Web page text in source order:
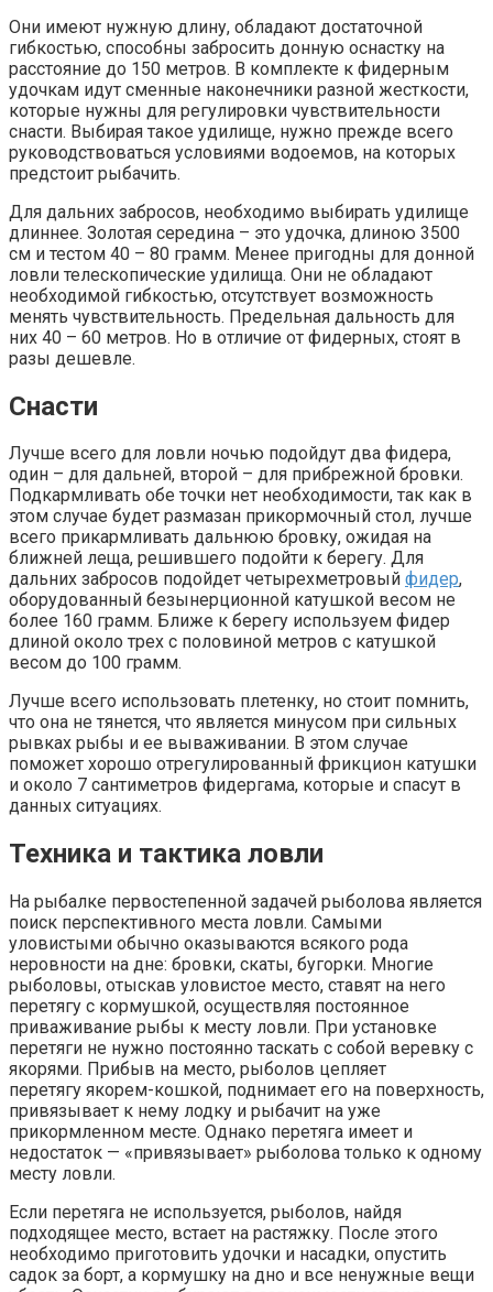
Они имеют нужную длину, обладают достаточной
гибкостью, способны забросить донную оснастку на
расстояние до 150 метров. В комплекте к фидерным
удочкам идут сменные наконечники разной жесткости,
которые нужны для регулировки чувствительности
снасти. Выбирая такое удилище, нужно прежде всего
руководствоваться условиями водоемов, на которых
предстоит рыбачить.
Для дальних забросов, необходимо выбирать удилище
длиннее. Золотая середина – это удочка, длиною 3500
см и тестом 40 – 80 грамм. Менее пригодны для донной
ловли телескопические удилища. Они не обладают
необходимой гибкостью, отсутствует возможность
менять чувствительность. Предельная дальность для
них 40 – 60 метров. Но в отличие от фидерных, стоят в
разы дешевле.
Снасти
Лучше всего для ловли ночью подойдут два фидера,
один – для дальней, второй – для прибрежной бровки.
Подкармливать обе точки нет необходимости, так как в
этом случае будет размазан прикормочный стол, лучше
всего прикармливать дальнюю бровку, ожидая на
ближней леща, решившего подойти к берегу. Для
дальних забросов подойдет четырехметровый фидер,
оборудованный безынерционной катушкой весом не
более 160 грамм. Ближе к берегу используем фидер
длиной около трех с половиной метров с катушкой
весом до 100 грамм.
Лучше всего использовать плетенку, но стоит помнить,
что она не тянется, что является минусом при сильных
рывках рыбы и ее вываживании. В этом случае
поможет хорошо отрегулированный фрикцион катушки
и около 7 сантиметров фидергама, которые и спасут в
данных ситуациях.
Техника и тактика ловли
На рыбалке первостепенной задачей рыболова является
поиск перспективного места ловли. Самыми
уловистыми обычно оказываются всякого рода
неровности на дне: бровки, скаты, бугорки. Многие
рыболовы, отыскав уловистое место, ставят на него
перетягу с кормушкой, осуществляя постоянное
приваживание рыбы к месту ловли. При установке
перетяги не нужно постоянно таскать с собой веревку с
якорями. Прибыв на место, рыболов цепляет
перетягу якорем-кошкой, поднимает его на поверхность,
привязывает к нему лодку и рыбачит на уже
прикормленном месте. Однако перетяга имеет и
недостаток — «привязывает» рыболова только к одному
месту ловли.
Если перетяга не используется, рыболов, найдя
подходящее место, встает на растяжку. После этого
необходимо приготовить удочки и насадки, опустить
садок за борт, а кормушку на дно и все ненужные вещи